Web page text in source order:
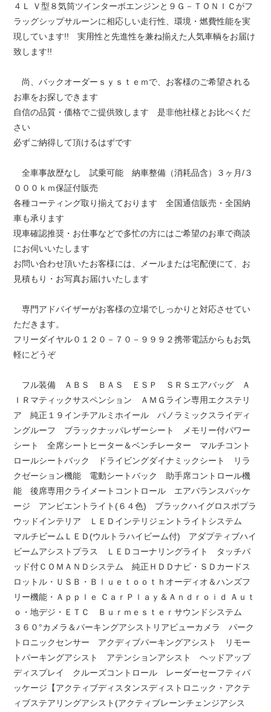
４Ｌ Ｖ型８気筒ツインターボエンジンと９Ｇ－ＴＯＮＩＣがフ
ラッグシップサルーンに相応しい走行性、環境・燃費性能を実
現しています!! 実用性と先進性を兼ね揃えた人気車輌をお届け
致します!!
尚、バックオーダーｓｙｓｔｅｍで、お客様のご希望される
お車をお探しできます
自信の品質・価格でご提供致します 是非他社様とお比べくだ
さい
必ずご納得して頂けるはずです
全車事故歴なし 試乗可能 納車整備（消耗品含）３ヶ月/３
０００ｋｍ保証付販売
各種コーティング取り揃えております 全国通信販売・全国納
車も承ります
現車確認推奨・お仕事などで多忙の方にはご希望のお車で商談
にお伺いいたします
お問い合わせ頂いたお客様には、メールまたは宅配便にて、お
見積もり・お写真お届けいたします
専門アドバイザーがお客様の立場でしっかりと対応させてい
ただきます。
フリーダイヤル０１２０－７０－９９９２携帯電話からもお気
軽にどうぞ
フル装備 ＡＢＳ ＢＡＳ ＥＳＰ ＳＲＳエアバッグ Ａ
ＩＲマティックサスペンション ＡＭＧライン専用エクステリ
ア 純正１９インチアルミホイール パノラミックスライディ
ングルーフ ブラックナッパレザーシート メモリー付パワー
シート 全席シートヒーター＆ベンチレーター マルチコント
ロールシートバック ドライビングダイナミックシート リラ
クゼーション機能 電動シートバック 助手席コントロール機
能 後席専用クライメートコントロール エアバランスパッケ
ージ アンビエントライト(６４色) ブラックハイグロスポプラ
ウッドインテリア ＬＥＤインテリジェントライトシステム
マルチビームＬＥＤ(ウルトラハイビーム付) アダプティブハイ
ビームアシストプラス ＬＥＤコーナリングライト タッチパ
ッド付ＣＯＭＡＮＤシステム 純正ＨＤＤナビ・ＳＤカードス
ロットル・ＵＳＢ・Ｂｌｕｅｔｏｏｔｈオーディオ＆ハンズフ
リー機能・Ａｐｐｌｅ ＣａｒＰｌａｙ＆Ａｎｄｒｏｉｄ Ａｕｔ
ｏ・地デジ・ＥＴＣ Ｂｕｒｍｅｓｔｅｒサウンドシステム
３６０°カメラ＆パーキングアシストリアビューカメラ パーク
トロニックセンサー アクディブパーキングアシスト リモー
トパーキングアシスト アテンションアシスト ヘッドアップ
ディスプレイ クルーズコントロール レーダーセーフティパ
ッケージ【アクティブディスタンスディストロニック・アクテ
ィブステアリングアシスト(アクティブレーンチェンジアシス